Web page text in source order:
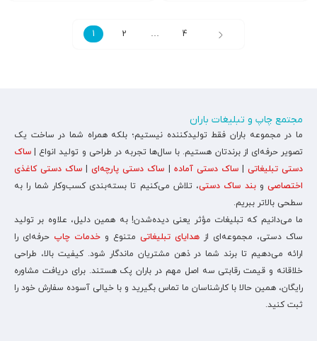
1 2 … 4
مجتمع چاپ و تبلیغات باران
ما در مجموعه باران فقط تولیدکننده نیستیم؛ بلکه همراه شما در ساخت یک
تصویر حرفه‌ای از برندتان هستیم. با سال‌ها تجربه در طراحی و تولید انواع | ساک
دستی تبلیغاتی |ساک دستی آماده ساک دستی پارچه‌ای| ساک دستی کاغذی
اختصاصی وبند ساک دستی، تلاش می‌کنیم تا بسته‌بندی کسب‌وکار شما را به
سطحی بالاتر ببریم.
ما می‌دانیم که تبلیغات مؤثر یعنی دیده‌شدن! به همین دلیل، علاوه بر تولید
ساک دستی، مجموعه‌ای از هدایای تبلیغاتی متنوع و خدمات چاپ حرفه‌ای را
ارائه می‌دهیم تا برند شما در ذهن مشتریان ماندگار شود. کیفیت بالا، طراحی
خلاقانه و قیمت رقابتی سه اصل مهم در باران پک هستند. برای دریافت مشاوره
رایگان، همین حالا با کارشناسان ما تماس بگیرید و با خیالی آسوده سفارش خود را
ثبت کنید.